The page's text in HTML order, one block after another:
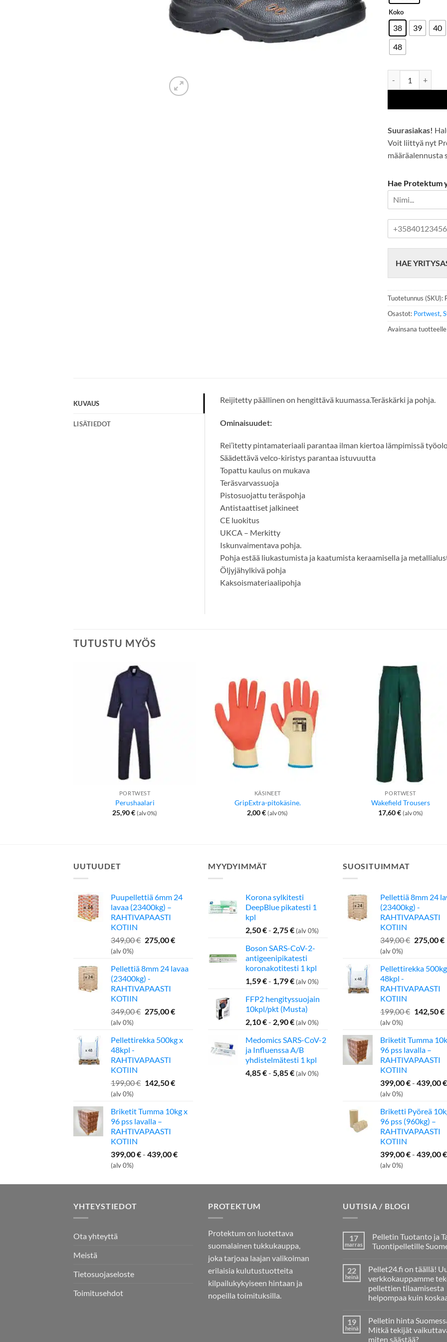
Koko
38 39 40
48
Suurasiakas!
Voit liittyä nyt
määräalennusta
Hae Protektum
n
u
m
e
r
HAE
Tuotetunnus (SKU):
Osastot: Portwest,
Avainsana tuotteelle
KUVAUS
LISÄTIEDOT
Reijitetty päällinen on hengittävä kuumassa.Teräskärki ja pohja.
Ominaisuudet:
Rei’itetty pintamateriaali parantaa ilman kiertoa lämpimissä
Säädettävä velco-kiristys parantaa istuvuutta
Topattu kaulus on mukava
Teräsvarvassuoja
Pistosuojattu teräspohja
Antistaattiset jalkineet
CE luokitus
UKCA – Merkitty
Iskunvaimentava pohja.
Pohja estää liukastumista ja kaatumista keraamisella ja
Öljyjähylkivä pohja
Kaksoismateriaalipohja
TUTUSTU MYÖS
PORTWEST
Perushaalari
25,90€ (alv 0%)
KÄSINEET
GripExtra-pitokäsine.
2,00€ (alv 0%)
PORTWEST
Wakefield Trousers
17,60€ (alv 0%)
UUTUUDET
Puupellettiä 6mm 24
lavaa (23400kg) –
RAHTIVAPAASTI
KOTIIN
349,00€ Alkuperäinen
349,00 €.
275,00€Nykyinen
275,00 €.
(alv 0%)
Pellettiä 8mm 24 lavaa
(23400kg) -
RAHTIVAPAASTI
KOTIIN
349,00€ Alkuperäinen
349,00 €.
275,00€Nykyinen
275,00 €.
(alv 0%)
Pellettirekka 500kg x
48kpl -
RAHTIVAPAASTI
KOTIIN
199,00€ Alkuperäinen
199,00 €.
142,50€Nykyinen
142,50 €.
(alv 0%)
Briketit Tumma 10kg x
96 pss lavalla –
RAHTIVAPAASTI
KOTIIN
399,00€- 439,00€
(alv 0%)
MYYDYIMMÄT
Korona sylkitesti
DeepBlue pikatesti 1
kpl
2,50€- 2,75€ (alv 0%)
Boson SARS-CoV-2-
antigeenipikatesti
koronakotitesti 1 kpl
1,59€- 1,79€ (alv 0%)
FFP2 hengityssuojain
10kpl/pkt (Musta)
2,10€- 2,90€ (alv 0%)
Medomics SARS-CoV-2
ja Influenssa A/B
yhdistelmätesti 1 kpl
4,85€- 5,85€ (alv 0%)
SUOSITUIMMAT
Pellettiä 8mm 24
(23400kg) -
RAHTIVAPAASTI
KOTIIN
349,00€
349,00 €.
275,00€
(alv 0%)
Pellettirekka
48kpl -
RAHTIVAPAASTI
KOTIIN
199,00€
199,00 €.
142,50€
(alv 0%)
Briketit Tumma
96 pss lavalla –
RAHTIVAPAASTI
KOTIIN
399,00€- 439,00€
(alv 0%)
Briketti Pyöreä
96 pss (960kg) –
RAHTIVAPAASTI
KOTIIN
399,00€- 439,00€
(alv 0%)
YHTEYSTIEDOT
Ota yhteyttä
Meistä
Tietosuojaseloste
Toimitusehdot
PROTEKTUM
Protektum on luotettava
suomalainen tukkukauppa,
joka tarjoaa laajan valikoiman
erilaisia kulutustuotteita
kilpailukykyiseen hintaan ja
nopeilla toimituksilla.
UUTISIA / BLOGI
17
marras
Pelletin Tuotanto ja
Tuontipelletille
artikkeliin
Pelletin
Tuotanto
ja
Tarve
Tuontipelletille
22
heinä
Pellet24.fi on täällä!
verkkokauppamme
pellettien tilaamisesta
helpompaa kuin
artikkeliin
Pellet24.fi
on
täällä!
19
heinä
Pelletin hinta
Mitkä tekijät
miten säästää?